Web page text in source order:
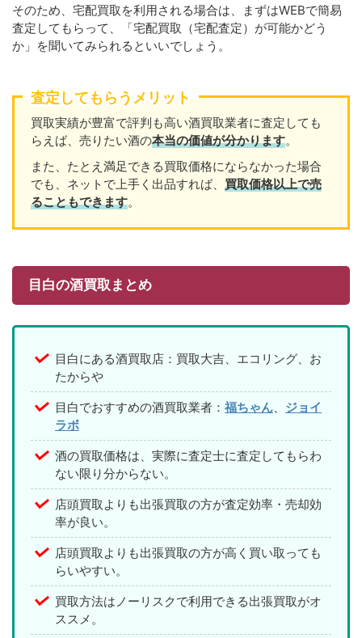
そのため、宅配買取を利用される場合は、まずはWEBで簡易
査定してもらって、「宅配買取（宅配査定）が可能かどう
か」を聞いてみられるといいでしょう。
査定してもらうメリット
買取実績が豊富で評判も高い酒買取業者に査定しても
らえば、売りたい酒の本当の価値が分かります。
また、たとえ満足できる買取価格にならなかった場合
でも、ネットで上手く出品すれば、 買取価格以上で売
ることもできます。
目白の酒買取まとめ
目白にある酒買取店：買取大吉、エコリング、お
たからや
目白でおすすめの酒買取業者： 福ちゃん
ジョイ
ラボ
酒の買取価格は、実際に査定士に査定してもらわ
ない限り分からない。
店頭買取よりも出張買取の方が査定効率・売却効
率が良い。
店頭買取よりも出張買取の方が高く買い取っても
らいやすい。
買取方法はノーリスクで利用できる出張買取がオ
ススメ。